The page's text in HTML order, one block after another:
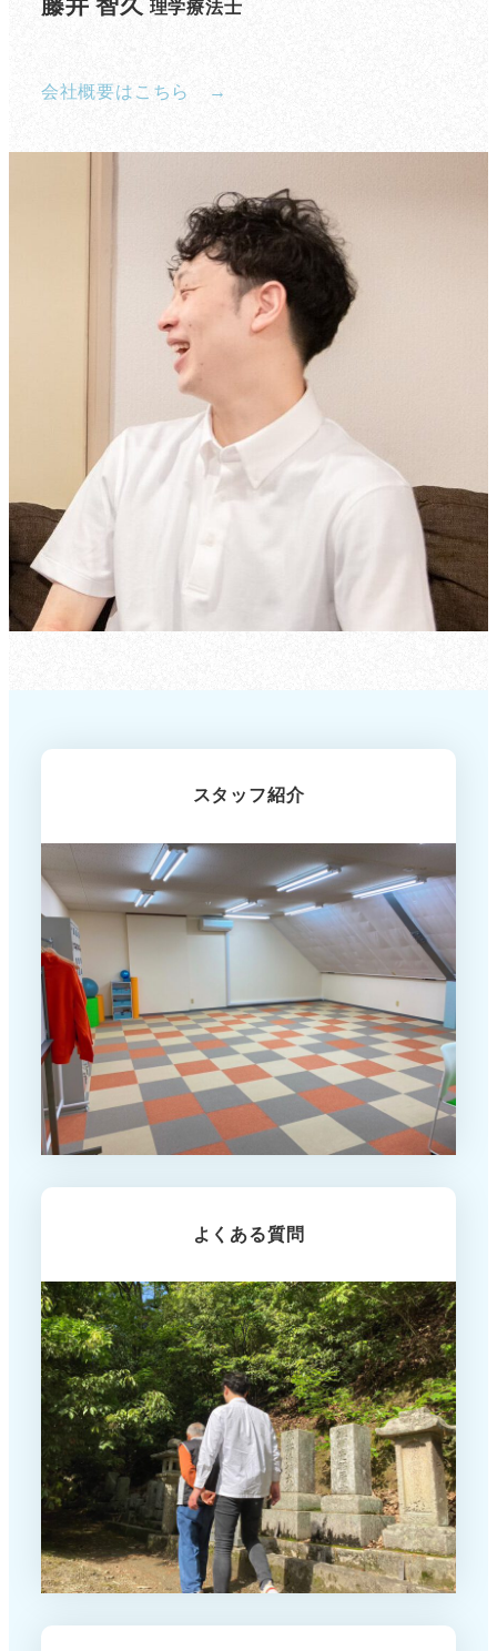
藤井 智久 理学療法士
会社概要はこちら →
スタッフ紹介
よくある質問